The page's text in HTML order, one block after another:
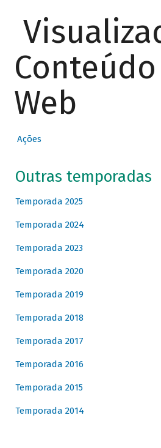
Web
Ações
Outras temporadas
Temporada 2025
Temporada 2024
Temporada 2023
Temporada 2020
Temporada 2019
Temporada 2018
Temporada 2017
Temporada 2016
Temporada 2015
Temporada 2014